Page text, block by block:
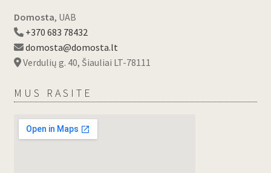
Domosta, UAB
+370 683 78432
domosta@domosta.lt
Verdulių g. 40, Šiauliai LT-78111
MUS RASITE